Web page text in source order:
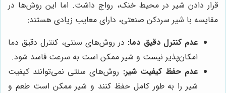
قرار دادن شیر در محیط خنک، رواج داشت. اما این روش‌ها در
مقایسه با شیر سردکن صنعتی، دارای معایب زیادی هستند:
عدم کنترل دقیق دما: در روش‌های سنتی، کنترل دقیق دما
امکان‌پذیر نیست و شیر ممکن است به سرعت فاسد شود.
عدم حفظ کیفیت شیر: روش‌های سنتی نمی‌توانند کیفیت
شیر را به طور کامل حفظ کنند و شیر ممکن است طعم و